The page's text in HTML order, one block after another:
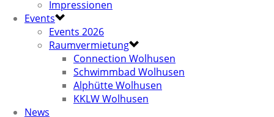
Impressionen
Events
Events 2026
Raumvermietung
Connection Wolhusen
Schwimmbad Wolhusen
Alphütte Wolhusen
KKLW Wolhusen
News